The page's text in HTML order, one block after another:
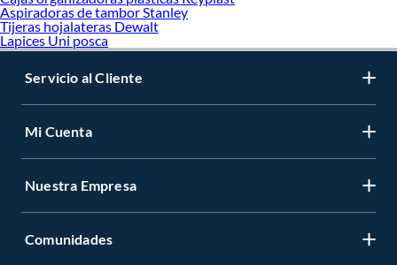
Aspiradoras de tambor Stanley
Tijeras hojalateras Dewalt
Lapices Uni posca
Servicio al Cliente
Mi Cuenta
Nuestra Empresa
Comunidades